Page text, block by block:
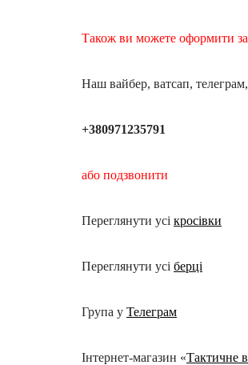
Також ви можете оформити
Наш вайбер, ватсап,
+380971235791
або подзвонити
Переглянути усі кросівки
Переглянути усі берці
Група у Телеграм
Інтернет-магазин «Тактичне